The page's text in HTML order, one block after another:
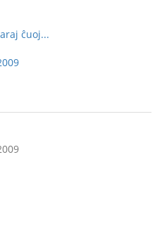
ĉuoj...